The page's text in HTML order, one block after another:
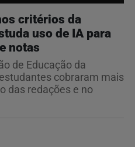
critérios da
uso de IA para
notas
de Educação da
cobraram mais
das redações e no